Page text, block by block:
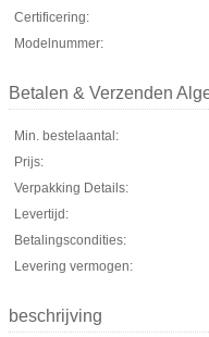
Certificering:
Modelnummer:
Betalen & Verzenden
Min. bestelaantal:
Prijs:
Verpakking Details:
Levertijd:
Betalingscondities:
Levering vermogen:
beschrijving